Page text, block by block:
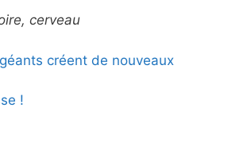
cerveau
créent de nouveaux
!